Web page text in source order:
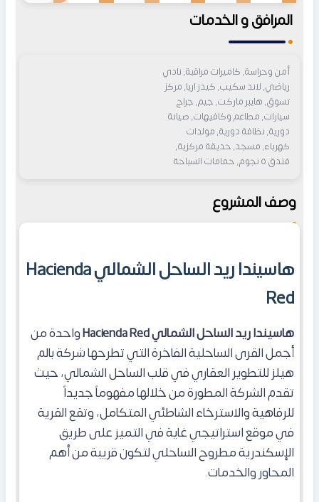
المرافق و الخدمات
أمن وحراسة, كاميرات مراقبة, نادي
رياضي, لاند سكيب, كيدز اريا, مركز
تسوق, هايبر ماركت, جيم, جراج
سيارات, مطاعم وكافيهات, صيانة
دورية, نظافة دورية, مولدات
كهرباء, مسجد, حديقة مركزية,
فندق ٥ نجوم, حمامات السباحة
وصف المشروع
هاسيندا ريد الساحل الشمالي Hacienda
Red
هاسيندا ريد الساحل الشمالي Hacienda Red
واحدة من
أجمل القرى الساحلية الفاخرة التي تطرحها شركة بالم
هيلز للتطوير العقاري في قلب الساحل الشمالي، حيث
تقدم الشركة المطورة من خلالها مفهوماً جديداً
للرفاهية والاسترخاء الشاطئي المتكامل، وتقع القرية
في موقع استراتيجي غاية في التميز على طريق
الإسكندرية مطروح الساحلي لتكون قريبة من أهم
المحاور والخدمات.